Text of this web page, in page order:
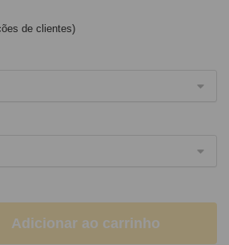
de clientes)
Adicionar ao carrinho